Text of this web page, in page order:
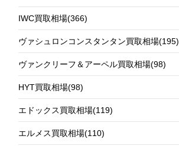
IWC買取相場(366)
ヴァシュロンコンスタンタン買取相場(195)
ヴァンクリーフ＆アーペル買取相場(98)
HYT買取相場(98)
エドックス買取相場(119)
エルメス買取相場(110)